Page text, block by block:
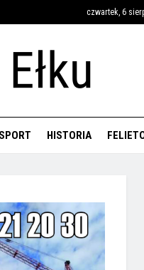
czwartek, 6
SPORT HISTORIA